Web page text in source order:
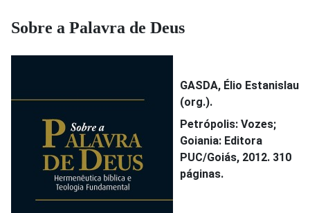
Sobre a Palavra de Deus
GASDA, Élio Estanislau
(org.).
Petrópolis: Vozes;
Goiania: Editora
PUC/Goiás, 2012. 310
páginas.